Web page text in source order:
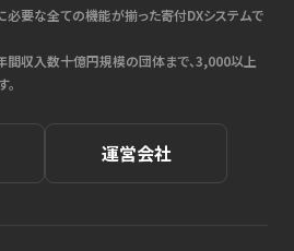
必要な全ての機能が揃った寄付DXシステムで
間収入数十億円規模の団体まで、3,000以上
運営会社